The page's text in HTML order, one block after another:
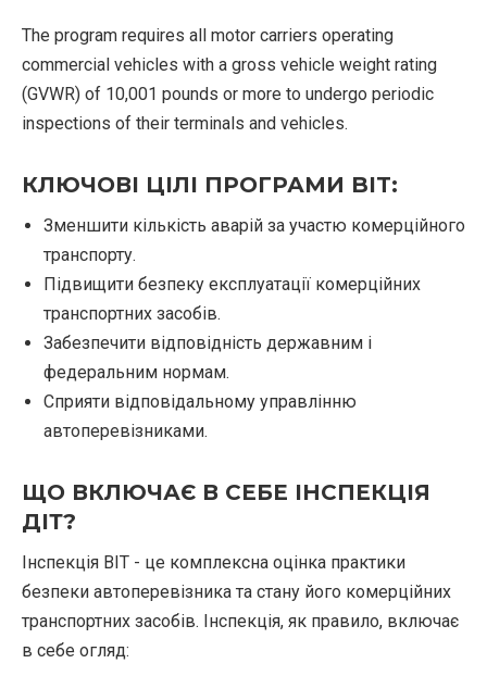
The program requires all motor carriers operating
commercial vehicles with a gross vehicle weight rating
(GVWR) of 10,001 pounds or more to undergo periodic
inspections of their terminals and vehicles.
КЛЮЧОВІ ЦІЛІ ПРОГРАМИ BIT:
Зменшити кількість аварій за участю комерційного
транспорту.
Підвищити безпеку експлуатації комерційних
транспортних засобів.
Забезпечити відповідність державним і
федеральним нормам.
Сприяти відповідальному управлінню
автоперевізниками.
ЩО ВКЛЮЧАЄ В СЕБЕ ІНСПЕКЦІЯ
ДІТ?
Інспекція BIT - це комплексна оцінка практики
безпеки автоперевізника та стану його комерційних
транспортних засобів. Інспекція, як правило, включає
в себе огляд: